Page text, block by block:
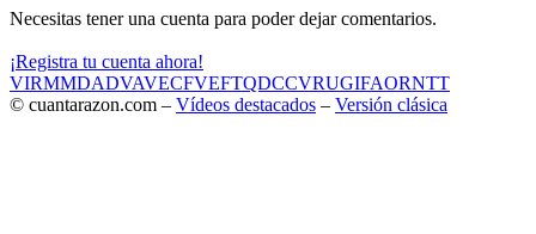
Necesitas tener una cuenta para poder dejar comentarios.
¡Registra tu cuenta ahora!
VIRMMDADVAVECFVEFTQDCCVRUGIFAORNTT
© cuantarazon.com – Vídeos destacados – Versión clásica